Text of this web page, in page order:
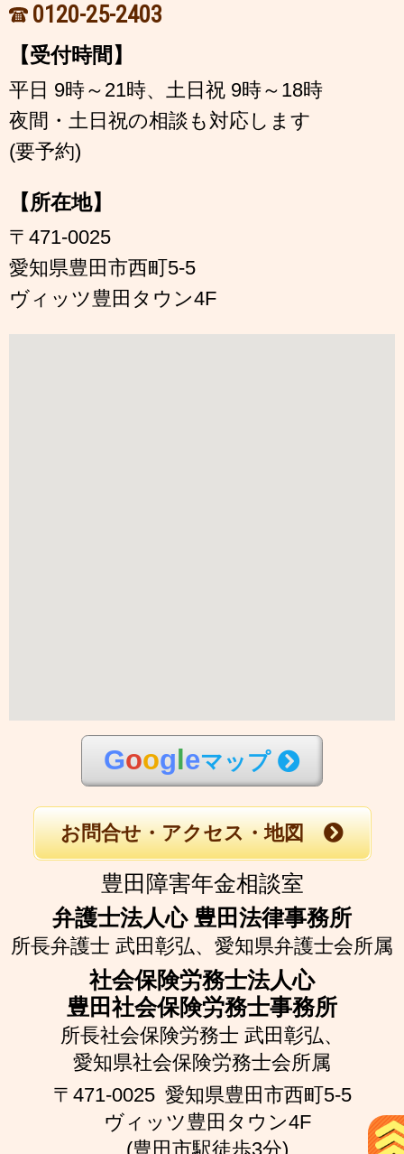
0120-25-2403
【受付時間】
平日 9時～21時、土日祝 9時～18時
夜間・土日祝の相談も対応します
(要予約)
【所在地】
〒471-0025
愛知県豊田市西町5-5
ヴィッツ豊田タウン4F
Googleマップ
お問合せ・アクセス・地図
豊田障害年金相談室
弁護士法人心 豊田法律事務所
所長弁護士 武田彰弘、 愛知県弁護士会所属
社会保険労務士法人心
豊田社会保険労務士事務所
所長社会保険労務士 武田彰弘、
愛知県社会保険労務士会所属
〒471-0025 愛知県豊田市西町5-5
ヴィッツ豊田タウン4F
(豊田市駅徒歩3分)